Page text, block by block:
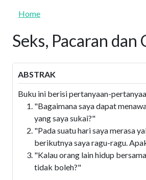
Home
Seks, Pacaran dan
ABSTRAK
Buku ini berisi pertanyaan-
"Bagaimana saya dapat
yang saya sukai?"
"Pada suatu hari saya merasa
berikutnya saya ragu-ragu.
"Kalau orang lain hidup
tidak boleh?"